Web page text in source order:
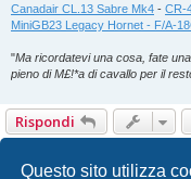
Questo sito utilizza
Canadair CL.13 Sabre Mk4 - CR-
MiniGB23 Legacy Hornet - F/A-
"Ma ricordatevi una cosa, fate
pieno di M£!*a di cavallo per il
Rispondi